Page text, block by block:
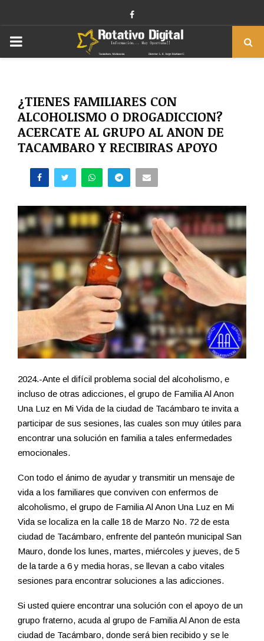
Facebook
PRIMARY
¿TIENES FAMILIARES CON
ALCOHOLISMO O DROGADICCION?
ACERCATE AL GRUPO AL ANON DE
TACAMBARO Y RECIBIRAS APOYO
2024.-Ante el difícil problema social del alcoholismo, e
incluso de otras adicciones, el grupo de Familia Al Anon
Una Luz en Mi Vida de la ciudad de Tacámbaro te invita a
participar de sus sesiones, las cuales son muy útiles para
encontrar una solución en familia a tales enfermedades
emocionales.
Con todo el ánimo de ayudar y transmitir un mensaje de
vida a los familiares que conviven con enfermos de
alcoholismo, el grupo de Familia Al Anon Una Luz en Mi
Vida se localiza en la calle 18 de Marzo No. 72 de esta
ciudad de Tacámbaro, enfrente del panteón municipal San
Mauro, donde los lunes, martes, miércoles y jueves, de 5
de la tarde a 6 y media horas, se llevan a cabo vitales
sesiones para encontrar soluciones a las adicciones.
Si usted quiere encontrar una solución con el apoyo de un
grupo fraterno, acuda al grupo de Familia Al Anon de esta
ciudad de Tacámbaro, donde será bien recibido y se le